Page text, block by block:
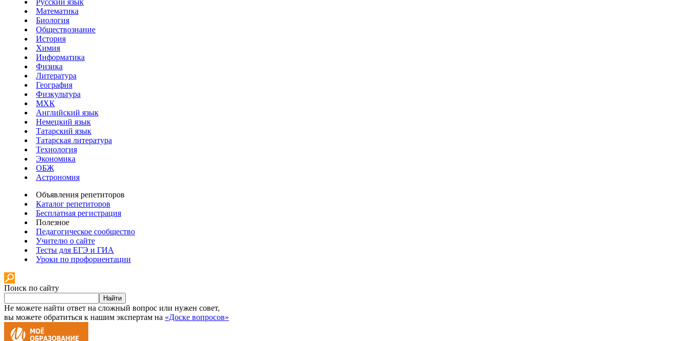
Математика
Биология
Обществознание
История
Химия
Информатика
Физика
Литература
География
Физкультура
МХК
Английский язык
Немецкий язык
Татарский язык
Татарская литература
Технология
Экономика
ОБЖ
Астрономия
Объявления репетиторов
Каталог репетиторов
Бесплатная регистрация
Полезное
Педагогическое сообщество
Учителю о сайте
Тесты для ЕГЭ и ГИА
Уроки по профориентации
Поиск по сайту
Найти
Не можете найти ответ на сложный вопрос или нужен совет,
вы можете обратиться к нашим экспертам на «Доске вопросов»